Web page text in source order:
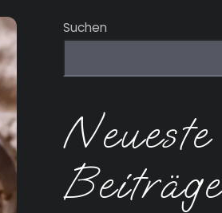
Suchen
Neueste
Beiträge